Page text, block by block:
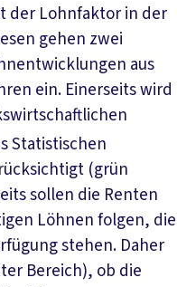
der Lohnfaktor in der
gehen zwei
aus
ein. Einerseits wird
Statistischen
(grün
sollen die Renten
Löhnen folgen, die
stehen. Daher
Bereich), ob die